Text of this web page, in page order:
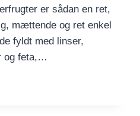
er sådan en ret,
mættende og ret enkel
fyldt med linser,
og feta,…